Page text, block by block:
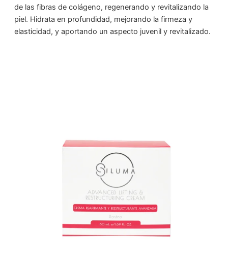
de las fibras de colágeno, regenerando y revitalizando la
piel. Hidrata en profundidad, mejorando la firmeza y
elasticidad, y aportando un aspecto juvenil y revitalizado.